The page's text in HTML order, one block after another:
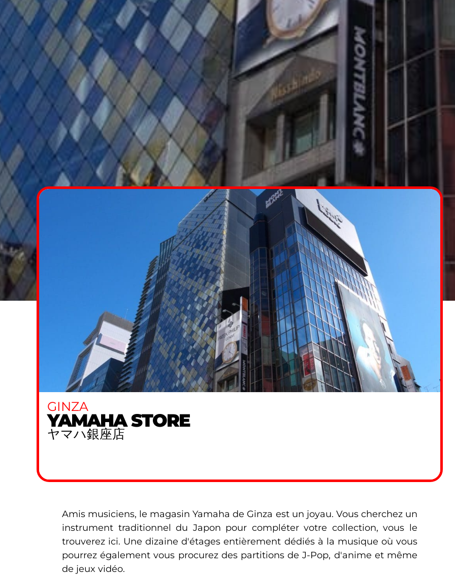
GINZA
YAMAHA STORE
ヤマハ銀座店
Amis musiciens, le magasin Yamaha de Ginza est un joyau. Vous cherchez un
instrument traditionnel du Japon pour compléter votre collection, vous le
trouverez ici. Une dizaine d'étages entièrement dédiés à la musique où vous
pourrez également vous procurez des partitions de J-Pop, d'anime et même
de jeux vidéo.